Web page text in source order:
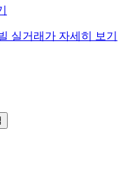
실거래가 자세히 보기